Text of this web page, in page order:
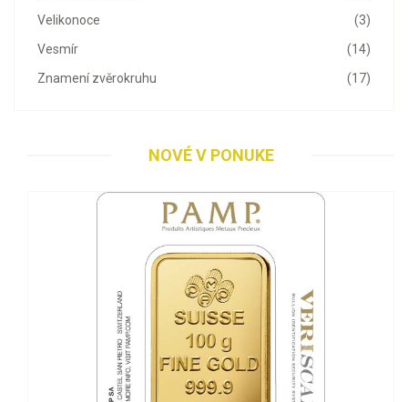
(3)
Velikonoce
(14)
Vesmír
(17)
Znamení zvěrokruhu
NOVÉ V PONUKE